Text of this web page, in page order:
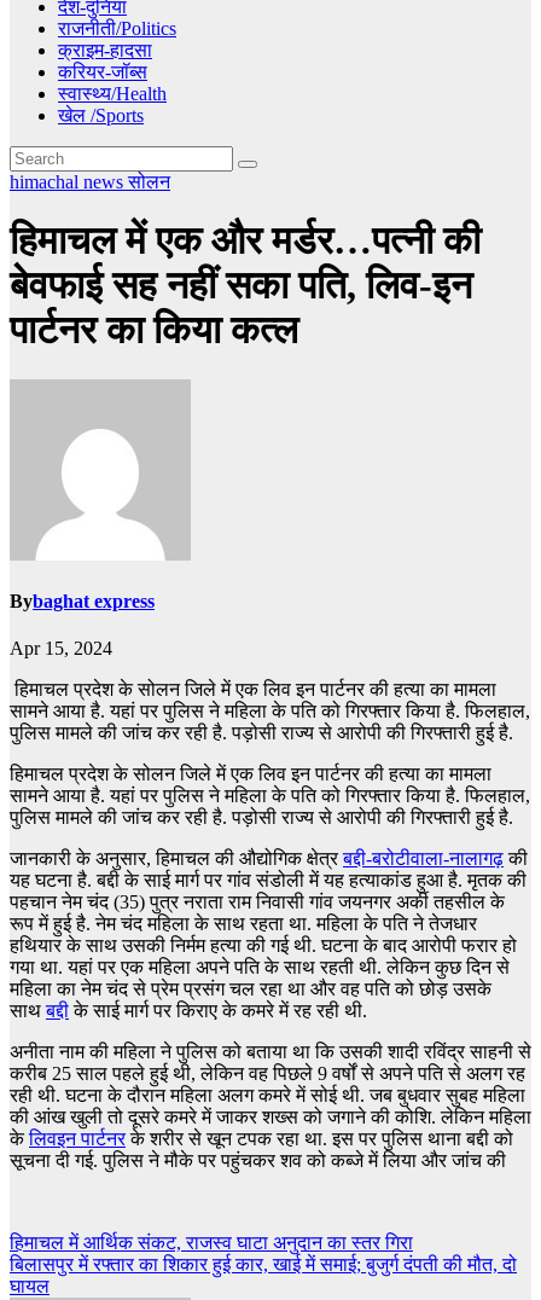
देश-दुनिया
राजनीती/Politics
क्राइम-हादसा
करियर-जॉब्स
स्वास्थ्य/Health
खेल /Sports
himachal newsसोलन
हिमाचल में एक और मर्डर…पत्नी की
बेवफाई सह नहीं सका पति, लिव-इन
पार्टनर का किया कत्ल
Bybaghat express
Apr 15, 2024
हिमाचल प्रदेश के सोलन जिले में एक लिव इन पार्टनर की हत्या का मामला
सामने आया है. यहां पर पुलिस ने महिला के पति को गिरफ्तार किया है. फिलहाल,
पुलिस मामले की जांच कर रही है. पड़ोसी राज्य से आरोपी की गिरफ्तारी हुई है.
हिमाचल प्रदेश के सोलन जिले में एक लिव इन पार्टनर की हत्या का मामला
सामने आया है. यहां पर पुलिस ने महिला के पति को गिरफ्तार किया है. फिलहाल,
पुलिस मामले की जांच कर रही है. पड़ोसी राज्य से आरोपी की गिरफ्तारी हुई है.
जानकारी के अनुसार, हिमाचल की औद्योगिक क्षेत्रबद्दी-बरोटीवाला-नालागढ़की
यह घटना है. बद्दी के साई मार्ग पर गांव संडोली में यह हत्याकांड हुआ है. मृतक की
पहचान नेम चंद (35) पुत्र नराता राम निवासी गांव जयनगर अर्की तहसील के
रूप में हुई है. नेम चंद महिला के साथ रहता था. महिला के पति ने तेजधार
हथियार के साथ उसकी निर्मम हत्या की गई थी. घटना के बाद आरोपी फरार हो
गया था. यहां पर एक महिला अपने पति के साथ रहती थी. लेकिन कुछ दिन से
महिला का नेम चंद से प्रेम प्रसंग चल रहा था और वह पति को छोड़ उसके
साथबद्दीके साई मार्ग पर किराए के कमरे में रह रही थी.
अनीता नाम की महिला ने पुलिस को बताया था कि उसकी शादी रविंद्र साहनी से
करीब 25 साल पहले हुई थी, लेकिन वह पिछले 9 वर्षों से अपने पति से अलग रह
रही थी. घटना के दौरान महिला अलग कमरे में सोई थी. जब बुधवार सुबह महिला
की आंख खुली तो दूसरे कमरे में जाकर शख्स को जगाने की कोशि. लेकिन महिला
केलिवइन पार्टनरके शरीर से खून टपक रहा था. इस पर पुलिस थाना बद्दी को
सूचना दी गई. पुलिस ने मौके पर पहुंचकर शव को कब्जे में लिया और जांच की
Post
navigation
हिमाचल में आर्थिक संकट, राजस्‍व घाटा अनुदान का स्‍तर गिरा
बिलासपुर में रफ्तार का शिकार हुई कार, खाई में समाई; बुजुर्ग दंपती की मौत, दो
घायल